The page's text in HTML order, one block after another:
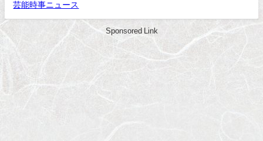
芸能時事ニュース
Sponsored Link